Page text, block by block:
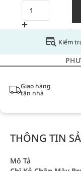
Kiểm
Giao hàng
tận nhà
THÔNG TIN
Mô Tả